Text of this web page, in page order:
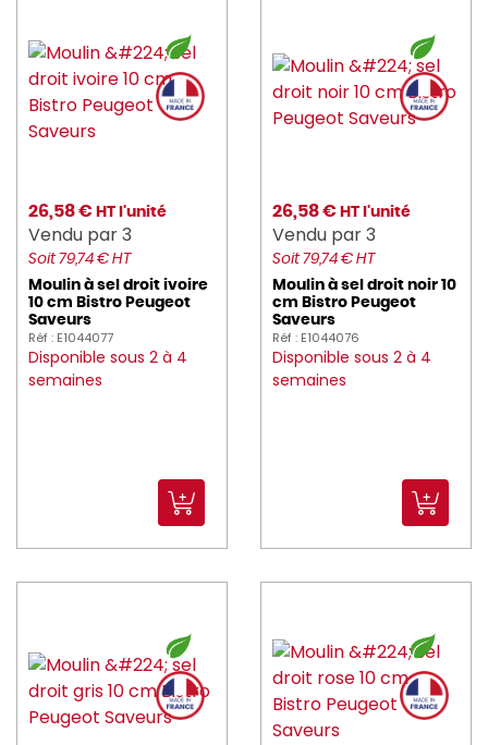
DEGRENNE (200)
delaroca (10)
DELCOUPE (8)
DELTA (7)
deren (1)
DITO_SAMA (18)
DOMESTOS (1)
DURALEX (39)
DYNAMIC (28)
electrolux (1)
enova (5)
26,58 € HT l'unité
Vendu par 3
Soit 79,74 € HT
Moulin à sel droit ivoire
10 cm Bistro Peugeot
Saveurs
Réf : E1044077
Disponible sous 2 à 4
semaines
26,58 € HT l'unité
Vendu par 3
Soit 79,74 € HT
Moulin à sel droit noir 10
cm Bistro Peugeot
Saveurs
Réf : E1044076
Disponible sous 2 à 4
semaines